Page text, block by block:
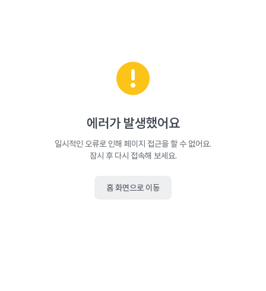
에러가 발생했어요
일시적인 오류로 인해 페이지 접근을 할 수 없어요.
잠시 후 다시 접속해 보세요.
홈 화면으로 이동